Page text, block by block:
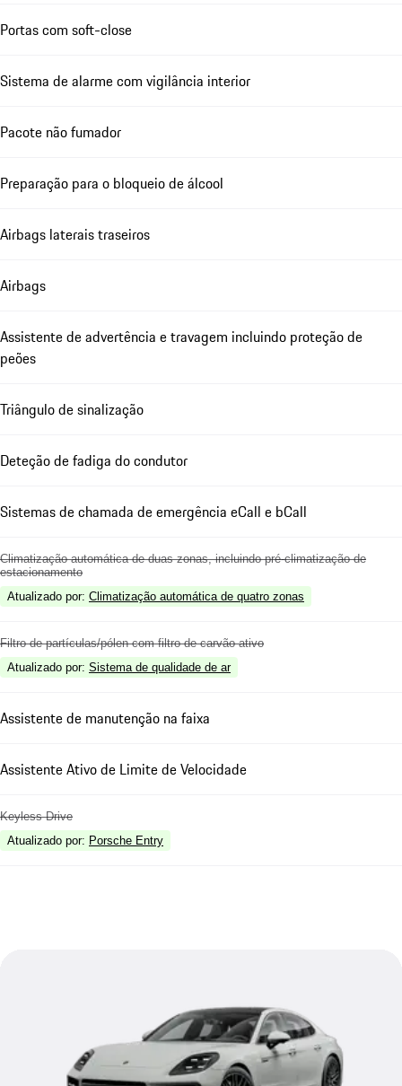
Portas com soft-close
Sistema de alarme com vigilância interior
Pacote não fumador
Preparação para o bloqueio de álcool
Airbags laterais traseiros
Airbags
Assistente de advertência e travagem incluindo proteção de
peões
Triângulo de sinalização
Deteção de fadiga do condutor
Sistemas de chamada de emergência eCall e bCall
Climatização automática de duas zonas, incluindo pré-climatização de
estacionamento
Atualizado por: Climatização automática de quatro zonas
Filtro de partículas/pólen com filtro de carvão ativo
Atualizado por: Sistema de qualidade de ar
Assistente de manutenção na faixa
Assistente Ativo de Limite de Velocidade
Keyless Drive
Atualizado por: Porsche Entry